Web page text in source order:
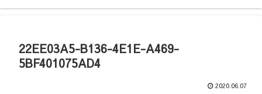
22EE03A5-B136-4E1E-A469-
5BF401075AD4
2020.06.07